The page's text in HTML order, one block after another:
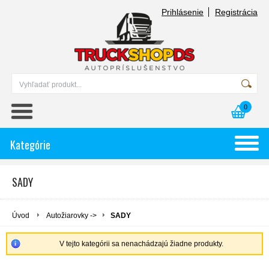
Prihlásenie Registrácia
0
Kategórie
SADY
Úvod Autožiarovky -> SADY
V tejto kategórii sa nenachádzajú žiadne produkty.